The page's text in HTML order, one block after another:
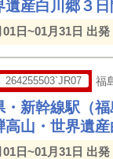
遺産白川郷３日
01日~01月31日 出発
264255503`JR07 福
・新幹線駅（
高山・世界遺
01日~01月31日 出発